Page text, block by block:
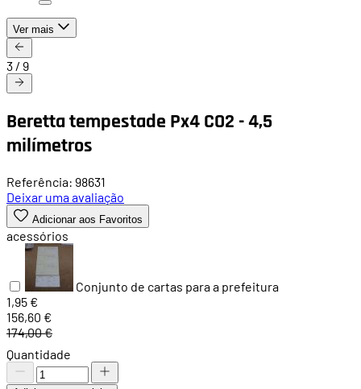
Ver mais
3 / 9
Beretta tempestade Px4 CO2 - 4,5
milímetros
Referência: 98631
Deixar uma avaliação
Adicionar aos Favoritos
acessórios
Conjunto de cartas para a prefeitura
1,95 €
156,60 €
174,00 €
Quantidade